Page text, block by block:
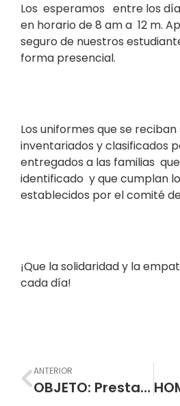
Los esperamos entre los
en horario de 8 am a 12 m.
seguro de nuestros
forma presencial.
Los uniformes que se
inventariados y clasificados
entregados a las familias
identificado y que cumplan
establecidos por el comité
¡Que la solidaridad y la
cada día!
Prev
ANTERIOR
OBJETO: Prestar el servicio de transmisión de datos – conectividad a internet para la I.E.M. Escuela Normal Superior de Pasto.